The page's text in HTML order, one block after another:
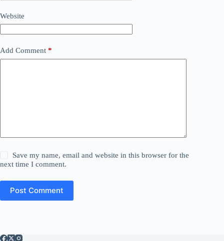
Website
Add Comment *
Save my name, email and website in this browser for the
next time I comment.
Post Comment